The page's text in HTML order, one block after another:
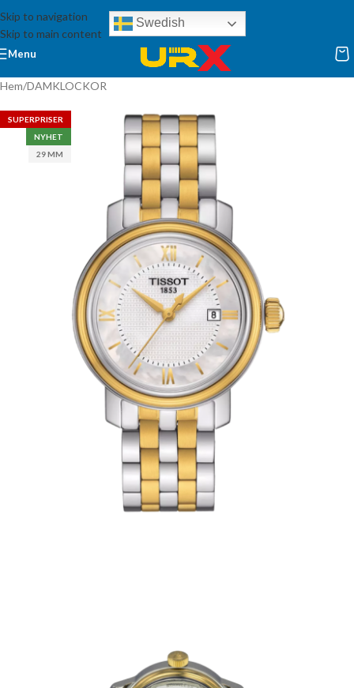
Skip to navigation
Skip to main content
Swedish
Menu
Hem/DAMKLOCKOR
SUPERPRISER
NYHET
29 MM